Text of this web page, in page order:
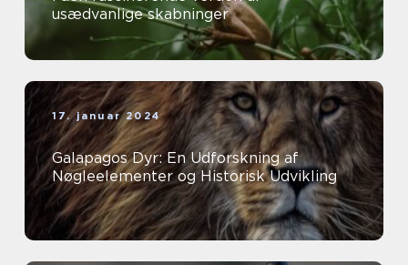
usædvanlige skabninger
17. januar 2024
Galapagos Dyr: En Udforskning af
Nøgleelementer og Historisk Udvikling